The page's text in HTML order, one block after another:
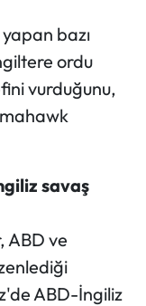
bazı
ordu
vurduğunu,
savaş
ABD ve
ABD-İngiliz